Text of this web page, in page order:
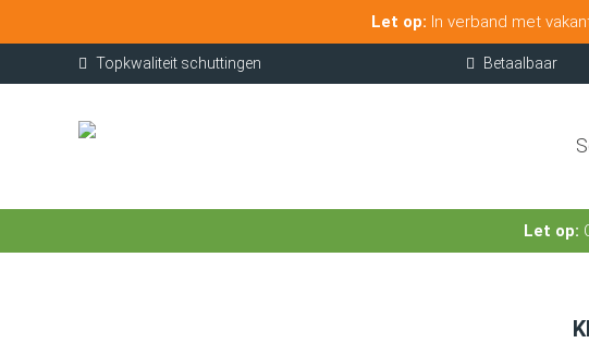
Let op: In verband met
Topkwaliteit schuttingen Betaalbaar
Let op: